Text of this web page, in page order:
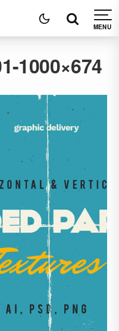
1000×674